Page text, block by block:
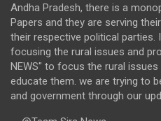
Andha Pradesh, there is a
Papers and they are serving
their respective political parties.
focusing the rural issues and
NEWS" to focus the rural
educate them. we are trying to
and government through our